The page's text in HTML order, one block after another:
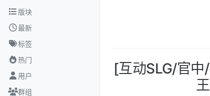
跳转至内容
版块
最新
标签
热门
用户
群组
[互动SLG/官